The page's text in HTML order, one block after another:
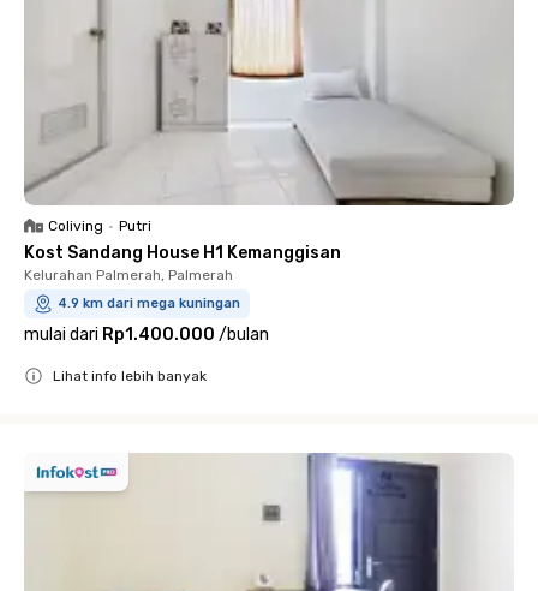
Coliving • Putri
Kost Sandang House H1 Kemanggisan
Kelurahan Palmerah, Palmerah
4.9 km dari mega kuningan
mulai dari Rp1.400.000 /bulan
Lihat info lebih banyak